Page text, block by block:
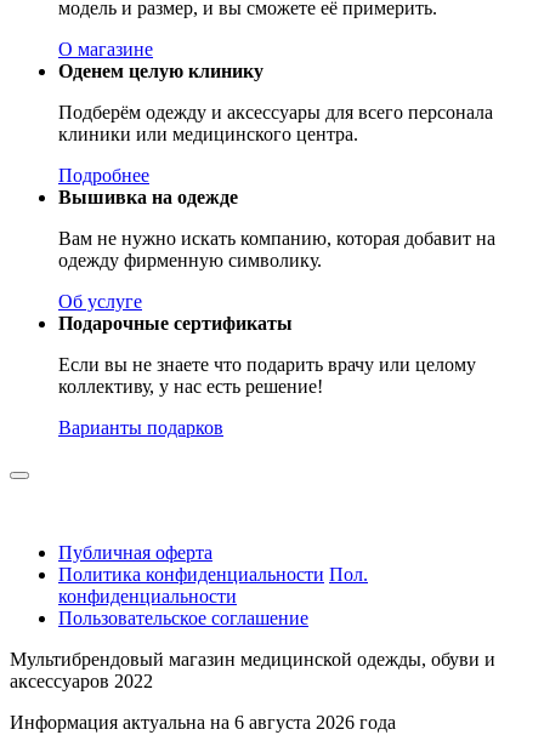
модель и размер, и вы сможете её примерить.
О магазине
Оденем целую клинику
Подберём одежду и аксессуары для всего персонала
клиники или медицинского центра.
Подробнее
Вышивка на одежде
Вам не нужно искать компанию, которая добавит на
одежду фирменную символику.
Об услуге
Подарочные сертификаты
Если вы не знаете что подарить врачу или целому
коллективу, у нас есть решение!
Варианты подарков
Публичная оферта
Политика конфиденциальности Пол.
конфиденциальности
Пользовательское соглашение
Мультибрендовый магазин медицинской одежды, обуви и
аксессуаров 2022
Информация актуальна на 6 августа 2026 года